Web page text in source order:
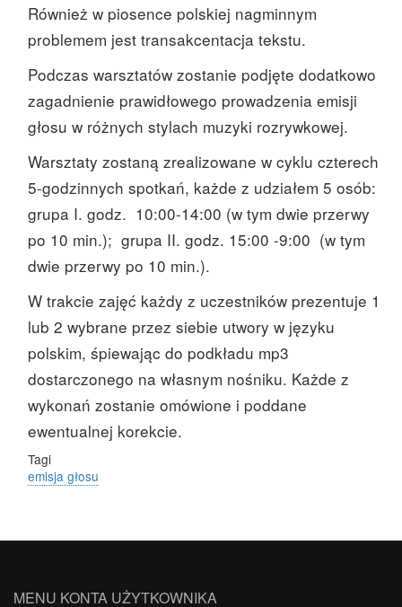
Również w piosence polskiej nagminnym
problemem jest transakcentacja tekstu.
Podczas warsztatów zostanie podjęte dodatkowo
zagadnienie prawidłowego prowadzenia emisji
głosu w różnych stylach muzyki rozrywkowej.
Warsztaty zostaną zrealizowane w cyklu czterech
5-godzinnych spotkań, każde z udziałem 5 osób:
grupa I. godz. 10:00-14:00 (w tym dwie przerwy
po 10 min.); grupa II. godz. 15:00 -9:00 (w tym
dwie przerwy po 10 min.).
W trakcie zajęć każdy z uczestników prezentuje 1
lub 2 wybrane przez siebie utwory w języku
polskim, śpiewając do podkładu mp3
dostarczonego na własnym nośniku. Każde z
wykonań zostanie omówione i poddane
ewentualnej korekcie.
Tagi
emisja głosu
MENU KONTA UŻYTKOWNIKA